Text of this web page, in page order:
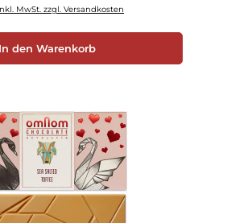
MwSt. zzgl. Versandkosten
In den Warenkorb